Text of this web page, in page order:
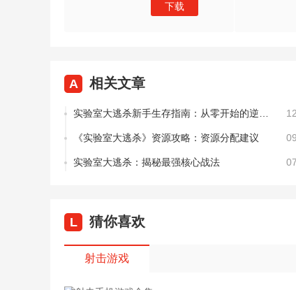
下载
A 相关文章
《实验室大逃杀》资源攻略：资源分配建议
实验室大逃杀：揭秘最强核心战法
L 猜你喜欢
射击游戏